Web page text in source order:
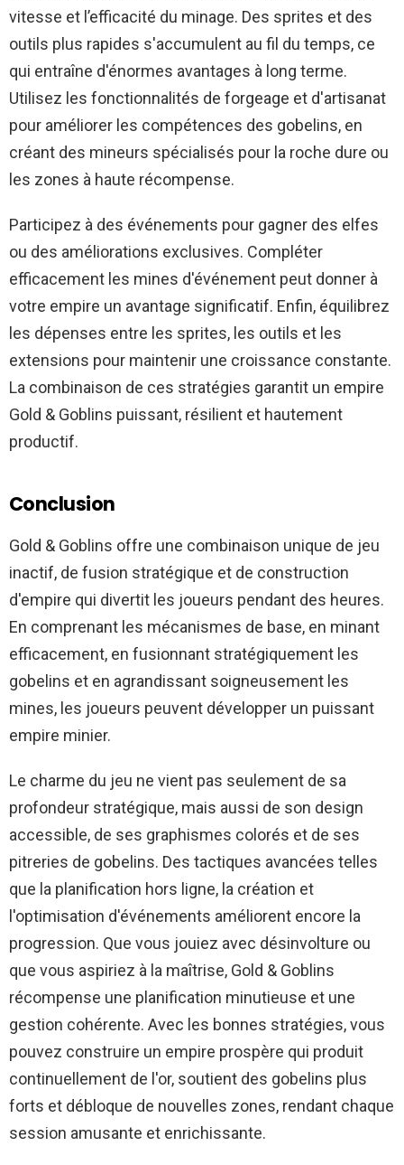
vitesse et l’efficacité du minage. Des sprites et des
outils plus rapides s'accumulent au fil du temps, ce
qui entraîne d'énormes avantages à long terme.
Utilisez les fonctionnalités de forgeage et d'artisanat
pour améliorer les compétences des gobelins, en
créant des mineurs spécialisés pour la roche dure ou
les zones à haute récompense.
Participez à des événements pour gagner des elfes
ou des améliorations exclusives. Compléter
efficacement les mines d'événement peut donner à
votre empire un avantage significatif. Enfin, équilibrez
les dépenses entre les sprites, les outils et les
extensions pour maintenir une croissance constante.
La combinaison de ces stratégies garantit un empire
Gold & Goblins puissant, résilient et hautement
productif.
Conclusion
Gold & Goblins offre une combinaison unique de jeu
inactif, de fusion stratégique et de construction
d'empire qui divertit les joueurs pendant des heures.
En comprenant les mécanismes de base, en minant
efficacement, en fusionnant stratégiquement les
gobelins et en agrandissant soigneusement les
mines, les joueurs peuvent développer un puissant
empire minier.
Le charme du jeu ne vient pas seulement de sa
profondeur stratégique, mais aussi de son design
accessible, de ses graphismes colorés et de ses
pitreries de gobelins. Des tactiques avancées telles
que la planification hors ligne, la création et
l'optimisation d'événements améliorent encore la
progression. Que vous jouiez avec désinvolture ou
que vous aspiriez à la maîtrise, Gold & Goblins
récompense une planification minutieuse et une
gestion cohérente. Avec les bonnes stratégies, vous
pouvez construire un empire prospère qui produit
continuellement de l'or, soutient des gobelins plus
forts et débloque de nouvelles zones, rendant chaque
session amusante et enrichissante.